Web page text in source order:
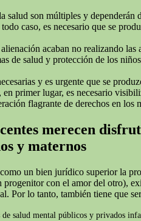
salud son múltiples y
caso, es necesario que se
acaban no realizando
de salud y protección de los
y es urgente que se
primer lugar, es necesario
flagrante de derechos en los
merecen
y maternos
un bien jurídico superior la
con el amor del otro),
Por lo tanto, también tiene que
salud mental públicos y privados